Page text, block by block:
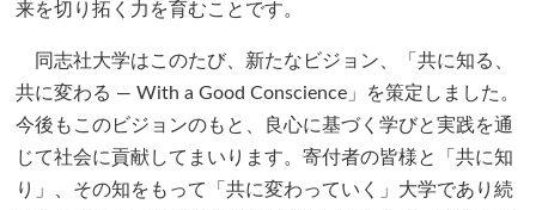
来を切り拓く力を育むことです。
同志社大学はこのたび、新たなビジョン、「共に知る、
共に変わる ― With a Good Conscience」を策定しました。
今後もこのビジョンのもと、良心に基づく学びと実践を通
じて社会に貢献してまいります。寄付者の皆様と「共に知
り」、その知をもって「共に変わっていく」大学であり続